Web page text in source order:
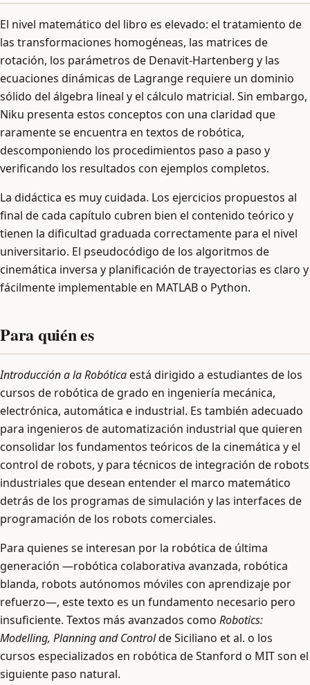
El nivel matemático del libro es elevado: el tratamiento de
las transformaciones homogéneas, las matrices de
rotación, los parámetros de Denavit-Hartenberg y las
ecuaciones dinámicas de Lagrange requiere un dominio
sólido del álgebra lineal y el cálculo matricial. Sin embargo,
Niku presenta estos conceptos con una claridad que
raramente se encuentra en textos de robótica,
descomponiendo los procedimientos paso a paso y
verificando los resultados con ejemplos completos.
La didáctica es muy cuidada. Los ejercicios propuestos al
final de cada capítulo cubren bien el contenido teórico y
tienen la dificultad graduada correctamente para el nivel
universitario. El pseudocódigo de los algoritmos de
cinemática inversa y planificación de trayectorias es claro y
fácilmente implementable en MATLAB o Python.
Para quién es
Introducción a la Robóticaestá dirigido a estudiantes de los
cursos de robótica de grado en ingeniería mecánica,
electrónica, automática e industrial. Es también adecuado
para ingenieros de automatización industrial que quieren
consolidar los fundamentos teóricos de la cinemática y el
control de robots, y para técnicos de integración de robots
industriales que desean entender el marco matemático
detrás de los programas de simulación y las interfaces de
programación de los robots comerciales.
Para quienes se interesan por la robótica de última
generación —robótica colaborativa avanzada, robótica
blanda, robots autónomos móviles con aprendizaje por
refuerzo—, este texto es un fundamento necesario pero
insuficiente. Textos más avanzados como Robotics:
Modelling, Planning and Controlde Siciliano et al. o los
cursos especializados en robótica de Stanford o MIT son el
siguiente paso natural.